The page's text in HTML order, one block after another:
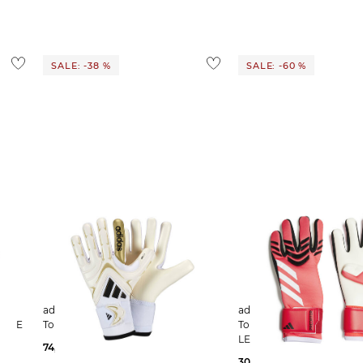
Ausland findest duhier
SALE: -38 %
adidas Performance | Herren
Torwarthandschuhe COPA PRO
74,99 €
SALE: -60 %
adidas Performance | Herren
Torwarthandschuhe
LEAGUE